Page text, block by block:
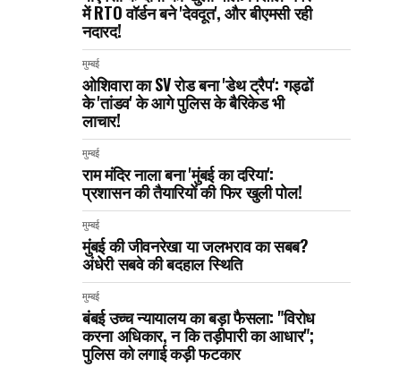
में RTO वॉर्डन बने 'देवदूत', और बीएमसी रही
नदारद!
मुम्बई
ओशिवारा का SV रोड बना 'डेथ ट्रैप': गड्ढों
के 'तांडव' के आगे पुलिस के बैरिकेड भी
लाचार!
मुम्बई
राम मंदिर नाला बना 'मुंबई का दरिया':
प्रशासन की तैयारियों की फिर खुली पोल!
मुम्बई
मुंबई की जीवनरेखा या जलभराव का सबब?
अंधेरी सबवे की बदहाल स्थिति
मुम्बई
बंबई उच्च न्यायालय का बड़ा फैसला: "विरोध
करना अधिकार, न कि तड़ीपारी का आधार";
पुलिस को लगाई कड़ी फटकार